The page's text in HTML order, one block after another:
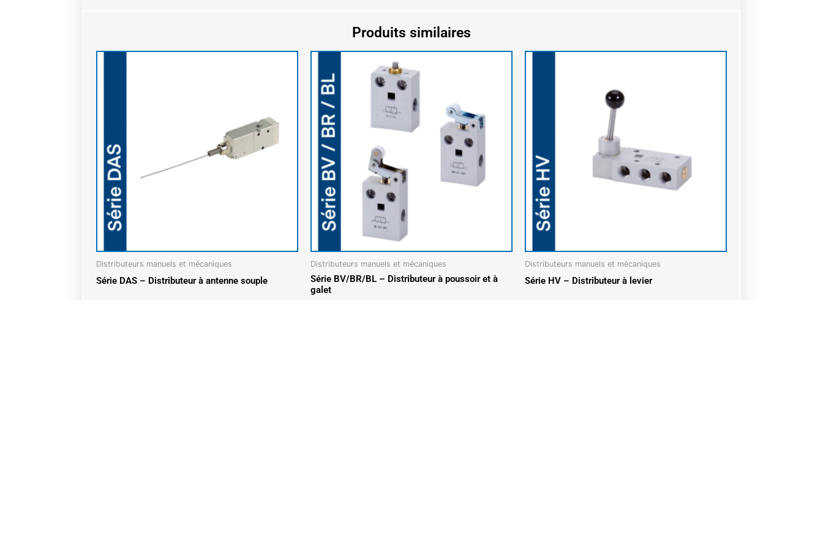
Produits similaires
Distributeurs manuels et mécaniques
Série DAS – Distributeur à antenne souple
Distributeurs manuels et mécaniques
Série BV/BR/BL – Distributeur à poussoir et à
galet
Distributeurs manuels et mécaniques
Série HV – Distributeur à levier